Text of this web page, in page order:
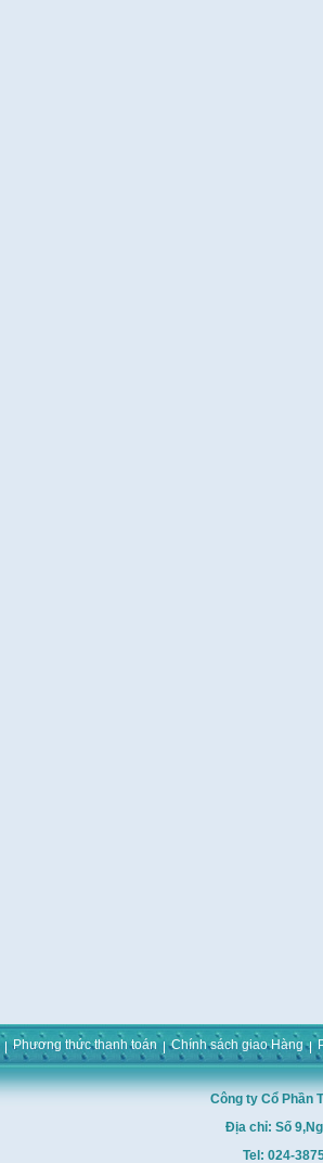
Phương thức thanh toán Chính sách giao Hàng
Công ty Cổ Phần
Địa chỉ: Số
Tel: 024-